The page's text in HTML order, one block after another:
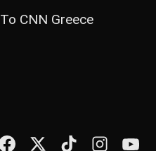
Το CNN Greece